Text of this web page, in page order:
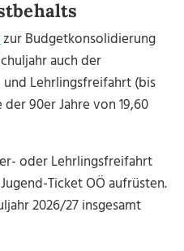
zur Budgetkonsolidierung
auch der
Lehrlingsfreifahrt (bis
90er Jahre von 19,60
oder Lehrlingsfreifahrt
Ticket OÖ aufrüsten.
2026/27 insgesamt